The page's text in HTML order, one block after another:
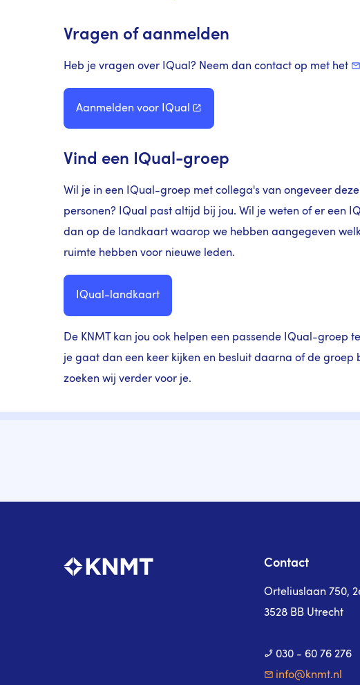
Vragen of aanmelden
Heb je vragen over IQual? Neem dan contact op met het
Aanmelden voor IQual
Vind een IQual-groep
Wil je in een IQual-groep met collega's van ongeveer
personen? IQual past altijd bij jou. Wil je weten of er een
dan op de landkaart waarop we hebben aangegeven
ruimte hebben voor nieuwe leden.
IQual-landkaart
De KNMT kan jou ook helpen een passende IQual-groep
je gaat dan een keer kijken en besluit daarna of de groep
zoeken wij verder voor je.
Contact
Orteliuslaan 750,
3528 BB Utrecht
030 - 60 76 276
info@knmt.nl